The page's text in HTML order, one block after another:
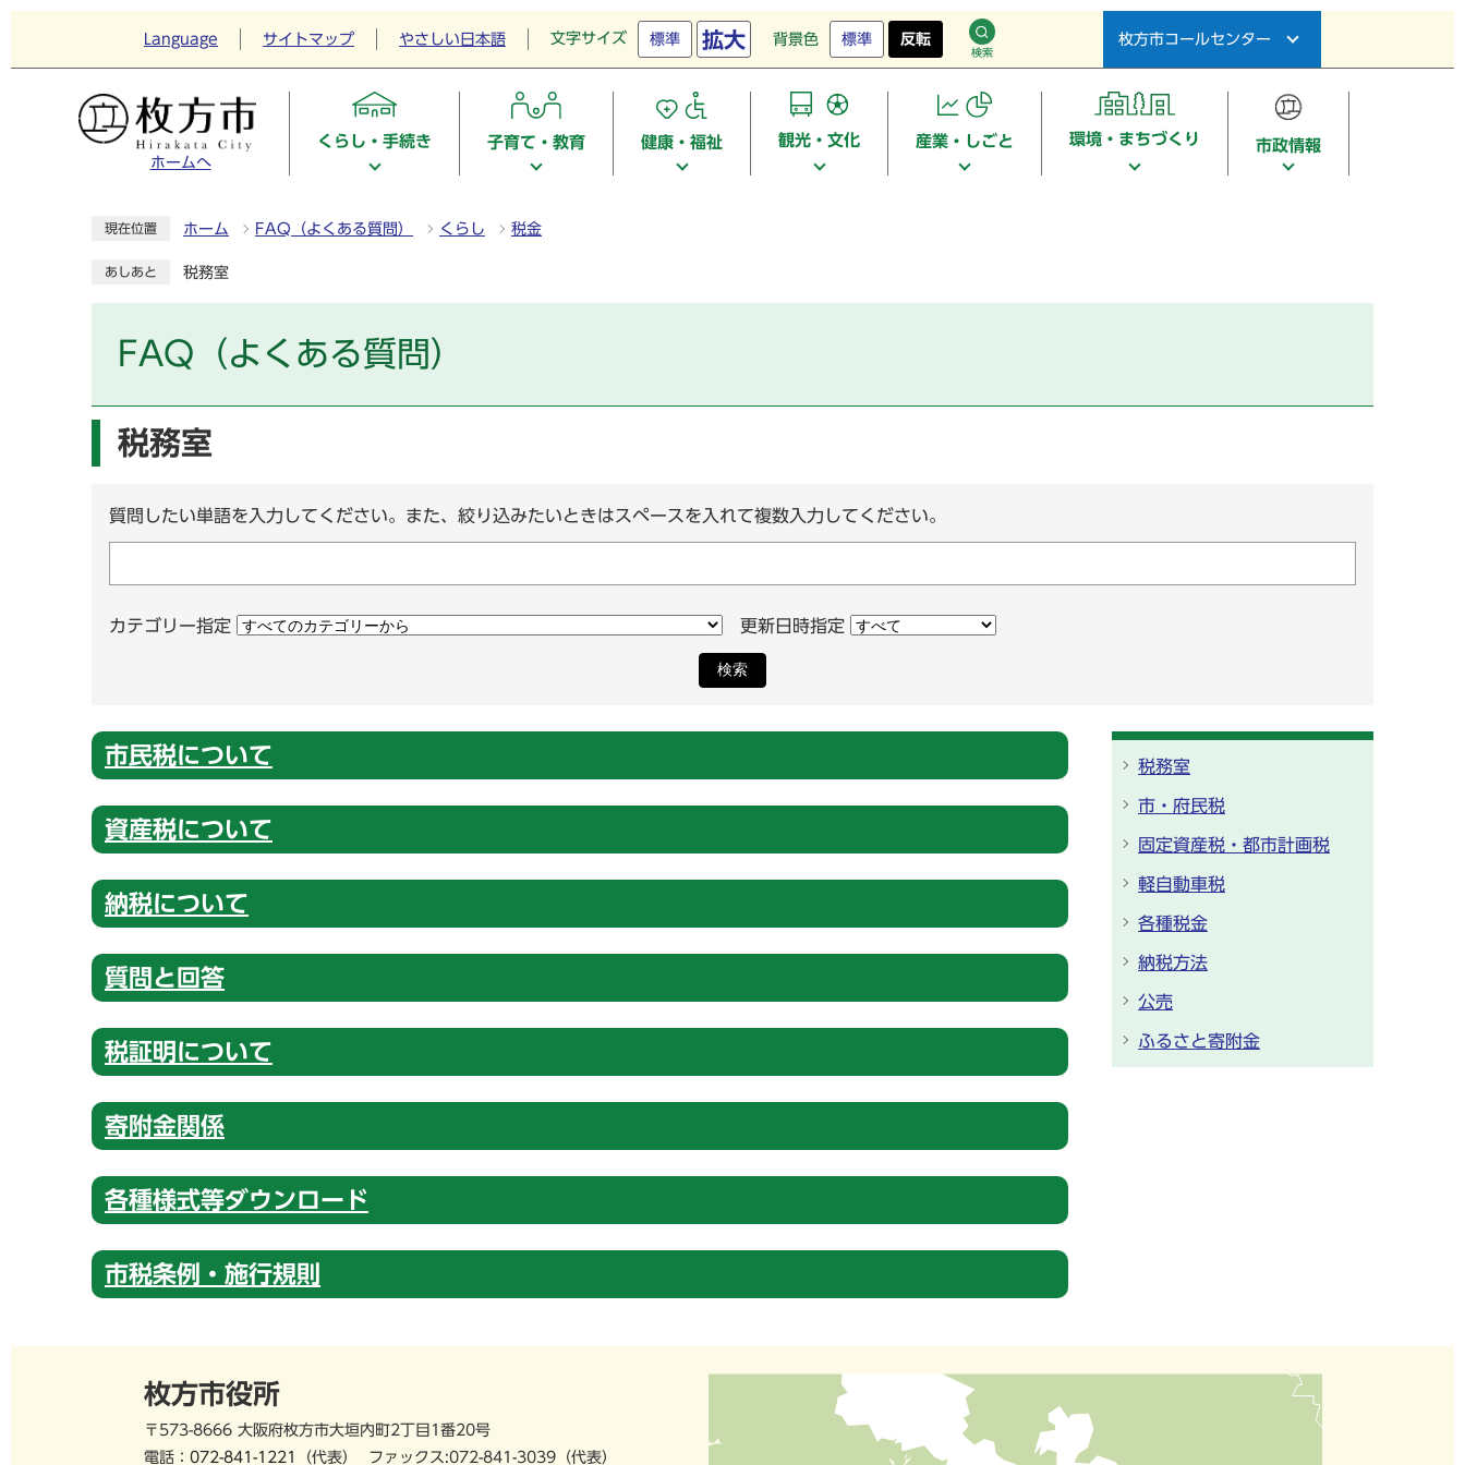
Language サイトマップ やさしい日本語 文字サイズ 標準 拡大 背景色 標準 反転
検索
枚方市コールセンター
ホームへ
くらし・手続き 子育て・教育 健康・福祉 観光・文化 産業・しごと 環境・まちづくり 市政情報
現在位置 ホーム FAQ（よくある質問） くらし 税金
あしあと 税務室
FAQ（よくある質問）
税務室
質問したい単語を入力してください。また、絞り込みたいときはスペースを入れて複数入力してください。
カテゴリー指定 更新日時指定
検索
市民税について
資産税について
納税について
質問と回答
税証明について
寄附金関係
各種様式等ダウンロード
市税条例・施行規則
税務室
市・府民税
固定資産税・都市計画税
軽自動車税
各種税金
納税方法
公売
ふるさと寄附金
枚方市役所
〒573-8666 大阪府枚方市大垣内町2丁目1番20号
電話： 072-841-1221 （代表） ファックス:072-841-3039（代表）